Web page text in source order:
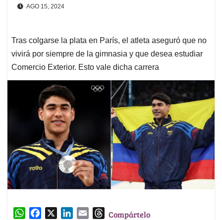
AGO 15, 2024
Tras colgarse la plata en París, el atleta aseguró que no
vivirá por siempre de la gimnasia y que desea estudiar
Comercio Exterior. Esto vale dicha carrera
W
TCompártelo